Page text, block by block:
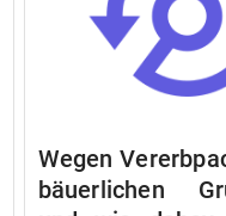
Wegen
bäuerlichen